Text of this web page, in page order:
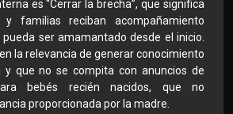
es “Cerrar la brecha”, que significa
familias reciban acompañamiento
ser amamantado desde el inicio.
la relevancia de generar conocimiento
que no se compita con anuncios de
bebés recién nacidos, que no
proporcionada por la madre.